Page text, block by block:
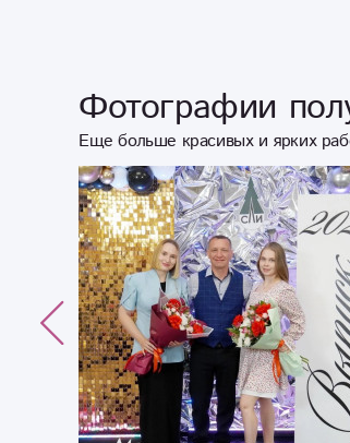
Фотографии
Еще больше красивых и ярких